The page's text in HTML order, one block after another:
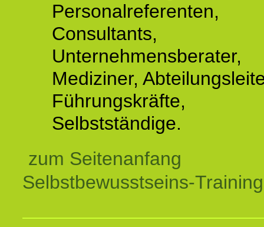
Personalreferenten,
Consultants,
Unternehmensberater,
Mediziner,
Führungskräfte,
Selbstständige.
zum Seitenanfang
Selbstbewusstseins-